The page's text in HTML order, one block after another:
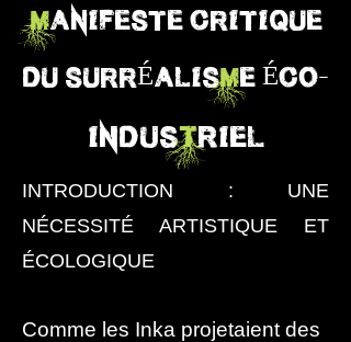
MANIFESTE CRITIQUE
DU SURRÉALISME ÉCO-
Industriel
INTRODUCTION : UNE
NÉCESSITÉ ARTISTIQUE ET
ÉCOLOGIQUE
Comme les Inka projetaient des